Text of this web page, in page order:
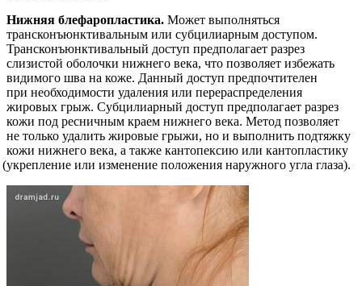
Нижняя блефаропластика. Может выполняться
трансконъюнктивальным или субцилиарным доступом.
Трансконъюнктивальный доступ предполагает разрез
слизистой оболочки нижнего века, что позволяет избежать
видимого шва на коже. Данный доступ предпочтителен
при необходимости удаления или перераспределения
жировых грыж. Субцилиарный доступ предполагает разрез
кожи под ресничным краем нижнего века. Метод позволяет
не только удалить жировые грыжи, но и выполнить подтяжку
кожи нижнего века, а также кантопексию или кантопластику
(укрепление или изменение положения наружного угла глаза).